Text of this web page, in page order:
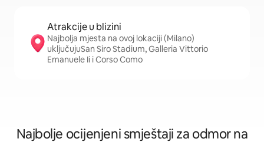
Atrakcije u blizini
Najbolja mjesta na ovoj lokaciji (Milano)
uključujuSan Siro Stadium, Galleria Vittorio
Emanuele Ii i Corso Como
Najbolje ocijenjeni smještaji za odmor na